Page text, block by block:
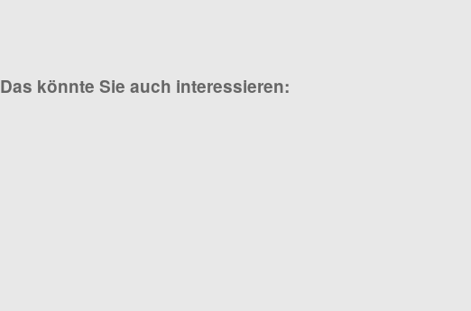
Das könnte Sie auch interessieren: